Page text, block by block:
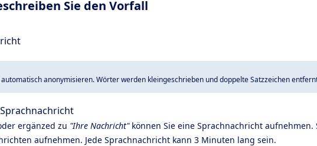
Sie den Vorfall
automatisch anonymisieren. Wörter werden kleingeschrieben und doppelte Satzzeichen
ergänzed zu "Ihre Nachricht"können Sie eine Sprachnachricht aufnehmen.
aufnehmen. Jede Sprachnachricht kann 3 Minuten lang sein.